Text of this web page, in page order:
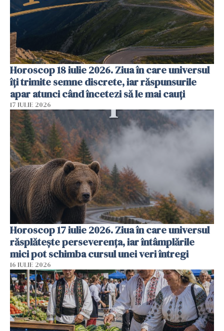
Horoscop 18 iulie 2026. Ziua în care universul
îți trimite semne discrete, iar răspunsurile
apar atunci când încetezi să le mai cauți
17 IULIE 2026
Horoscop 17 iulie 2026. Ziua în care universul
răsplătește perseverența, iar întâmplările
mici pot schimba cursul unei veri întregi
16 IULIE 2026